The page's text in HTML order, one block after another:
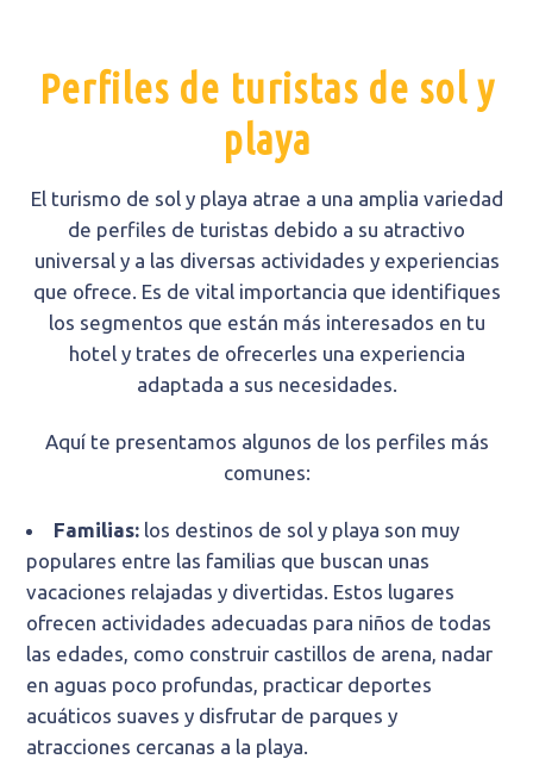
Perfiles de turistas de sol y
playa
El turismo de sol y playa atrae a una amplia variedad
de perfiles de turistas debido a su atractivo
universal y a las diversas actividades y experiencias
que ofrece. Es de vital importancia que identifiques
los segmentos que están más interesados en tu
hotel y trates de ofrecerles una experiencia
adaptada a sus necesidades.
Aquí te presentamos algunos de los perfiles más
comunes:
Familias: los destinos de sol y playa son muy
populares entre las familias que buscan unas
vacaciones relajadas y divertidas. Estos lugares
ofrecen actividades adecuadas para niños de todas
las edades, como construir castillos de arena, nadar
en aguas poco profundas, practicar deportes
acuáticos suaves y disfrutar de parques y
atracciones cercanas a la playa.